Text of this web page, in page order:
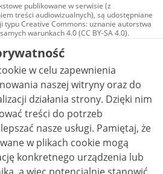
publikowane w serwisie (z
treści audiowizualnych), są udostępniane
typu Creative Commons: uznanie autorstwa
warunkach 4.0 (CC BY-SA 4.0).
audiowizualne, w tym zdjęcia, materiały
są udostępniane na licencji typu
uznanie autorstwa użycie
- bez utworów zależnych 4.0 (CC BY-
o ile nie jest to stwierdzone inaczej.
w celu zapewnienia
naszej witryny oraz do
strony. Dzięki nim
treści do potrzeb
usługi. Pamiętaj, że
w plikach cookie mogą
konkretnego urządzenia lub